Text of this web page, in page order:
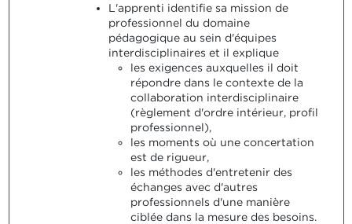
L'apprenti identifie sa mission de
professionnel du domaine
pédagogique au sein d'équipes
interdisciplinaires et il explique
les exigences auxquelles il doit
répondre dans le contexte de la
collaboration interdisciplinaire
(règlement d'ordre intérieur, profil
professionnel),
les moments où une concertation
est de rigueur,
les méthodes d'entretenir des
échanges avec d'autres
professionnels d'une manière
ciblée dans la mesure des besoins.